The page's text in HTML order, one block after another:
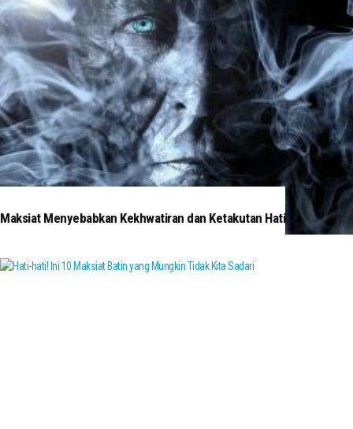
Maksiat Menyebabkan Kekhwatiran dan Ketakutan Hati